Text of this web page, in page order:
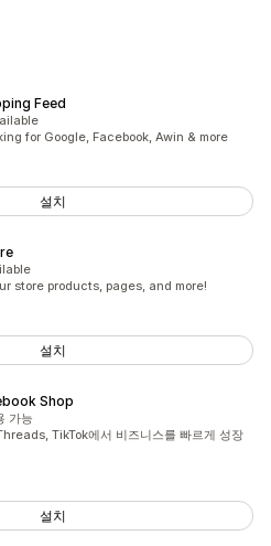
Feed
for Google, Facebook, Awin & more
설치
store products, pages, and more!
설치
Shop
가능
TikTok에서 비즈니스를 빠르게 성장
설치